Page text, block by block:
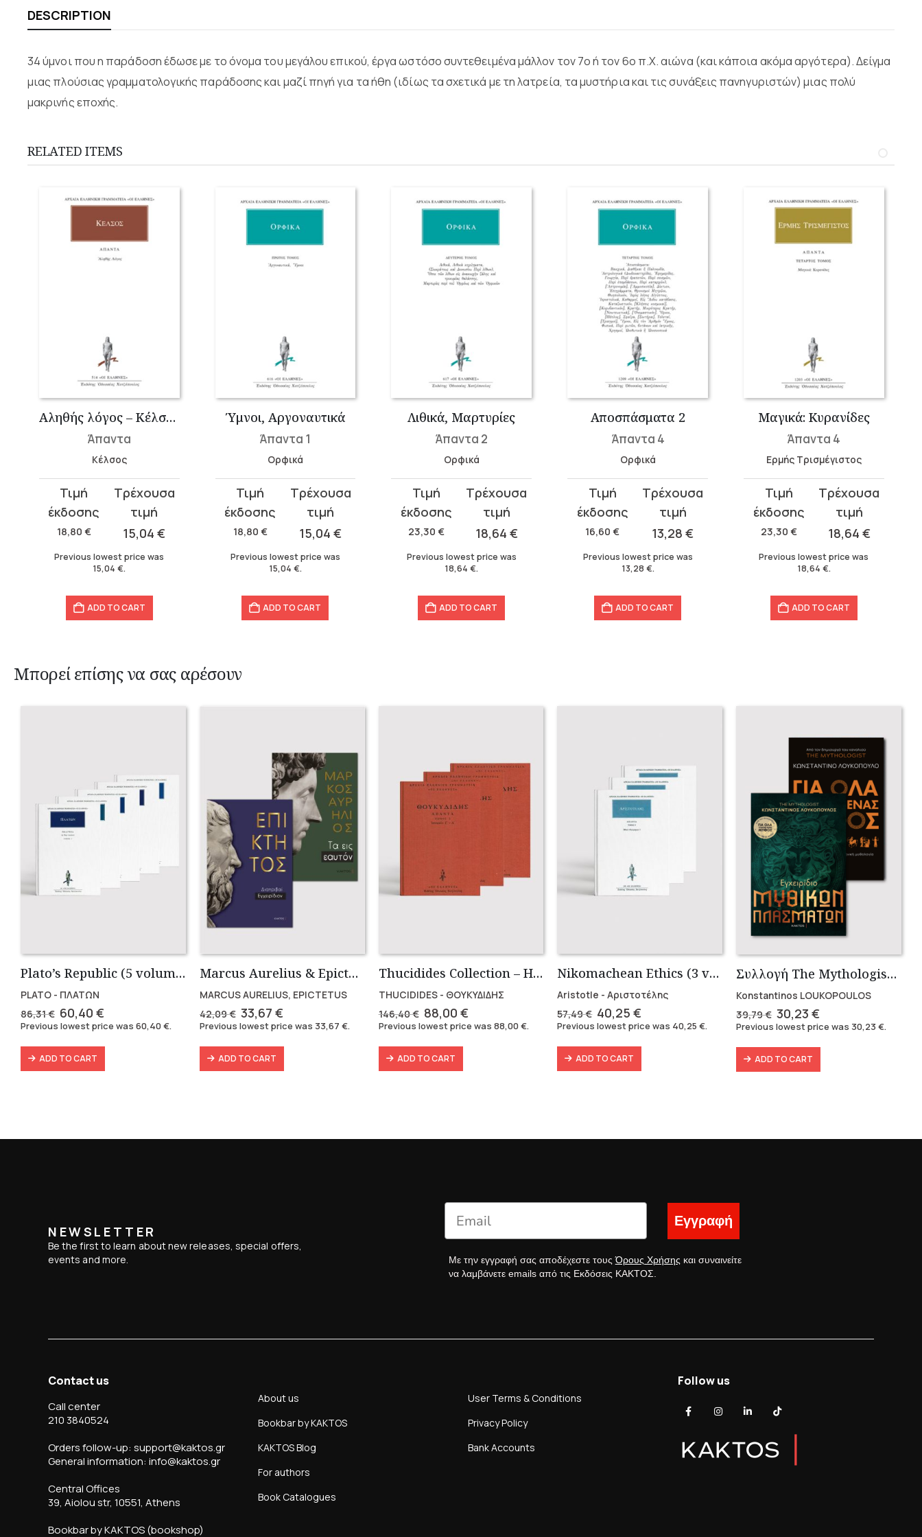
DESCRIPTION
34 ύμνοι που η παράδοση έδωσε με το όνομα του μεγάλου επικού, έργα ωστόσο συντεθειμένα μάλλον τον 7ο ή τον 6ο π.Χ. αιώνα (και κάποια ακόμα αργότερα). Δείγμα
μιας πλούσιας γραμματολογικής παράδοσης και μαζί πηγή για τα ήθη (ιδίως τα σχετικά με τη λατρεία, τα μυστήρια και τις συνάξεις πανηγυριστών) μιας πολύ
μακρινής εποχής.
RELATED ITEMS
Αληθής λόγος – Κέλσος
Άπαντα
Κέλσος
18,80 €
Original
price
was:
18,80 €.
15,04€
Current
price
15,04 €.
Previous lowest price was
15,04€.
ADD TO CART
Ύμνοι, Αργοναυτικά
Άπαντα 1
Ορφικά
18,80 €
Original
price
was:
18,80 €.
15,04€
Current
price
15,04 €.
Previous lowest price was
15,04 €.
ADD TO CART
Λιθικά, Μαρτυρίες
Άπαντα 2
Ορφικά
23,30€
Original
price
was:
23,30 €.
18,64 €
Current
price
18,64 €.
Previous lowest price was
18,64€.
ADD TO CART
Αποσπάσματα 2
Άπαντα 4
Ορφικά
16,60€
Original
price
was:
16,60 €.
13,28€
Current
price
13,28 €.
Previous lowest price was
13,28 €.
ADD TO CART
Μαγικά: Κυρανίδες
Άπαντα 4
Ερμής Τρισμέγιστος
23,30 €
Original
price
was:
23,30 €.
18,64 €
Current
price
18,64 €.
Previous lowest price was
18,64 €.
ADD TO CART
Μπορεί επίσης να σας αρέσουν
Plato’s Republic (5 volumes)
PLATO - ΠΛΑΤΩΝ
86,31€ Original
price
86,31 €.
60,40€
price
60,40 €.
Previous lowest price was 60,40€.
ADD TO CART
Marcus Aurelius & Epictetus (Compact works in Greek)
MARCUS AURELIUS, EPICTETUS
42,09€ Original
price
42,09 €.
33,67 €Current
price
33,67 €.
Previous lowest price was 33,67 €.
ADD TO CART
Thucidides Collection – Hardbound Edition (4 volumes)
THUCIDIDES - ΘΟΥΚΥΔΙΔΗΣ
146,40€ Original
price
was:
146,40 €.
88,00 €Current
price
Previous lowest price was 88,00€.
ADD TO CART
Nikomachean Ethics (3 volumes)
Aristotle - Αριστοτέλης
57,49€ Original
price
57,49 €.
40,25€
price
40,25 €.
Previous lowest price was 40,25€.
ADD TO CART
Συλλογή The Mythologist (2 βιβλία)
Konstantinos LOUKOPOULOS
39,79€ Original
price
39,79 €.
30,23€
price
30,23 €.
Previous lowest price was 30,23€.
ADD TO CART
NEWSLETTER
Be the first to learn about new releases, special offers,
events and more.
Εγγραφή
Με την εγγραφή σας αποδέχεστε τουςΌρους Χρήσης και συναινείτε
να λαμβάνετε emails από τις Εκδόσεις ΚΑΚΤΟΣ.
Contact us
Call center
210 3840524
Orders follow-up: support@kaktos.gr
General information: info@kaktos.gr
Central Offices
39, Aiolou str, 10551, Athens
Bookbar by KAKTOS (bookshop)
About us
Bookbar by KAKTOS
KAKTOS Blog
For authors
Book Catalogues
User Terms & Conditions
Privacy Policy
Bank Accounts
Follow us